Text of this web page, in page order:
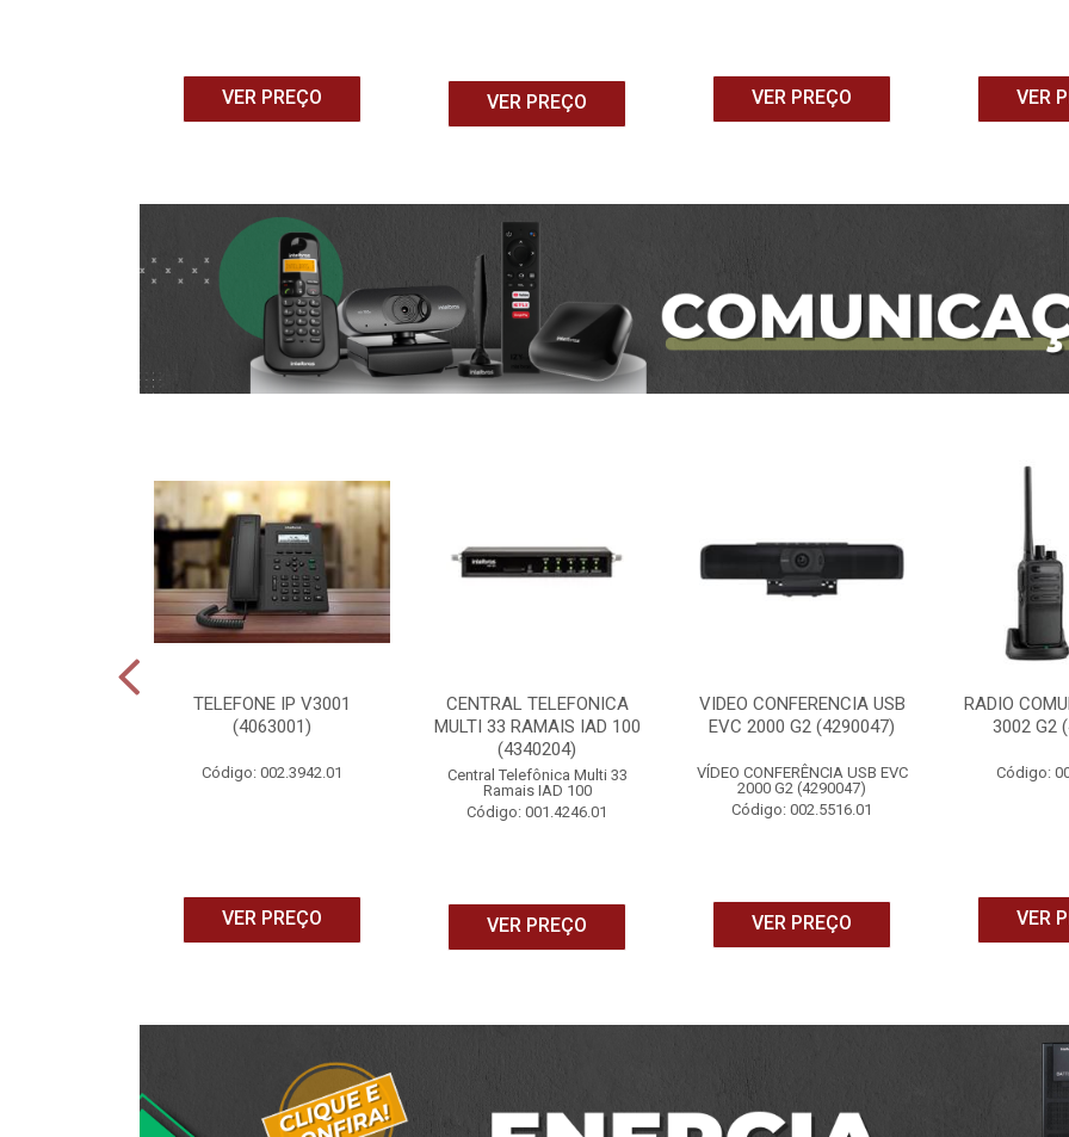
VER PREÇO VER PREÇO VER PREÇO VER
TELEFONE IP V3001
(4063001)
Código: 002.3942.01
VER PREÇO
CENTRAL TELEFONICA
MULTI 33 RAMAIS IAD 100
(4340204)
Central Telefônica Multi 33
Ramais IAD 100
Código: 001.4246.01
VER PREÇO
VIDEO CONFERENCIA USB
EVC 2000 G2 (4290047)
VÍDEO CONFERÊNCIA USB EVC
2000 G2 (4290047)
Código: 002.5516.01
VER PREÇO
RADIO
3002 G2
Código:
VER